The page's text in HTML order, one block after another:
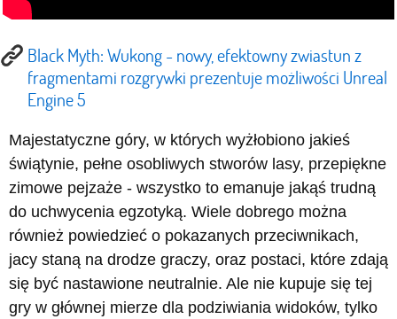
Black Myth: Wukong - nowy, efektowny zwiastun z
fragmentami rozgrywki prezentuje możliwości Unreal
Engine 5
Majestatyczne góry, w których wyżłobiono jakieś
świątynie, pełne osobliwych stworów lasy, przepiękne
zimowe pejzaże - wszystko to emanuje jakąś trudną
do uchwycenia egzotyką. Wiele dobrego można
również powiedzieć o pokazanych przeciwnikach,
jacy staną na drodze graczy, oraz postaci, które zdają
się być nastawione neutralnie. Ale nie kupuje się tej
gry w głównej mierze dla podziwiania widoków, tylko